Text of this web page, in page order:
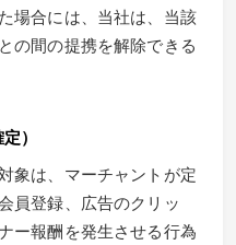
場合には、当社は、当該
の間の提携を解除できる
）
象は、マーチャントが定
員登録、広告のクリッ
ー報酬を発生させる行為